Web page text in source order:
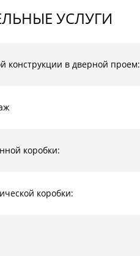
УСЛУГИ
конструкции в дверной проем:
коробки:
коробки: